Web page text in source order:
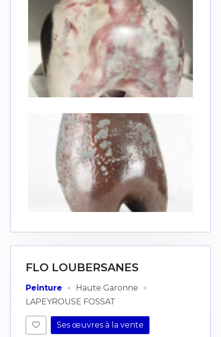
FLO LOUBERSANES
Peinture · Haute Garonne ·
LAPEYROUSE FOSSAT
Ses œuvres à la vente